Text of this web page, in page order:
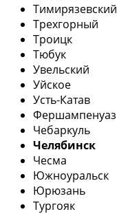
Тимирязевский
Трехгорный
Троицк
Тюбук
Увельский
Уйское
Усть-Катав
Фершампенуаз
Чебаркуль
Челябинск
Чесма
Южноуральск
Юрюзань
Тургояк